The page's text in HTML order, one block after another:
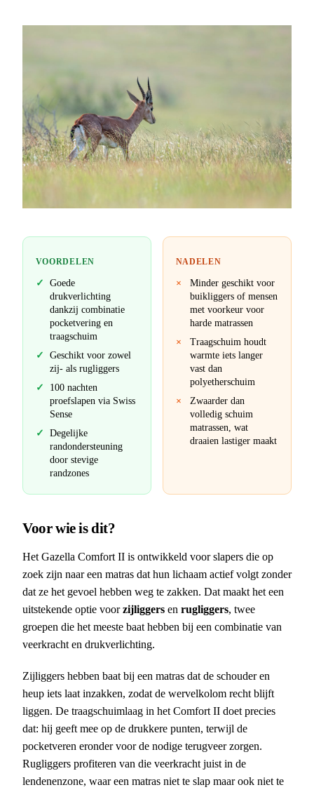
VOORDELEN
Goede
drukverlichting
dankzij combinatie
pocketvering en
traagschuim
Geschikt voor zowel
zij- als rugliggers
100 nachten
proefslapen via Swiss
Sense
Degelijke
randondersteuning
door stevige
randzones
NADELEN
Minder geschikt voor
buikliggers of mensen
met voorkeur voor
harde matrassen
Traagschuim houdt
warmte iets langer
vast dan
polyetherschuim
Zwaarder dan
volledig schuim
matrassen, wat
draaien lastiger maakt
Voor wie is dit?
Het Gazella Comfort II is ontwikkeld voor slapers die op
zoek zijn naar een matras dat hun lichaam actief volgt zonder
dat ze het gevoel hebben weg te zakken. Dat maakt het een
uitstekende optie voorzijliggers en rugliggers, twee
groepen die het meeste baat hebben bij een combinatie van
veerkracht en drukverlichting.
Zijliggers hebben baat bij een matras dat de schouder en
heup iets laat inzakken, zodat de wervelkolom recht blijft
liggen. De traagschuimlaag in het Comfort II doet precies
dat: hij geeft mee op de drukkere punten, terwijl de
pocketveren eronder voor de nodige terugveer zorgen.
Rugliggers profiteren van die veerkracht juist in de
lendenenzone, waar een matras niet te slap maar ook niet te